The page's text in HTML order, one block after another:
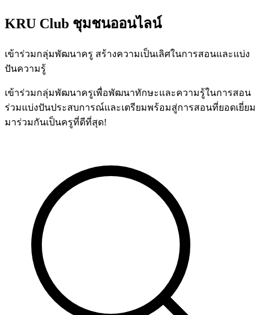
KRU Club ชุมชนออนไลน์
เข้าร่วมกลุ่มพัฒนาครู สร้างความเป็นเลิศในการสอนและแบ่ง
ปันความรู้
เข้าร่วมกลุ่มพัฒนาครูเพื่อพัฒนาทักษะและความรู้ในการสอน
ร่วมแบ่งปันประสบการณ์และเตรียมพร้อมสู่การสอนที่ยอดเยี่ยม
มาร่วมกันเป็นครูที่ดีที่สุด!